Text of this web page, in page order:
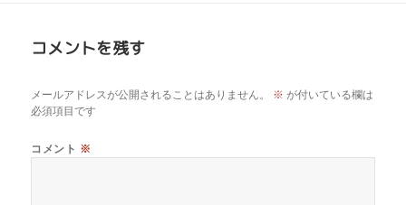
コメントを残す
メールアドレスが公開されることはありません。 ※ が付いている欄は
必須項目です
コメント ※